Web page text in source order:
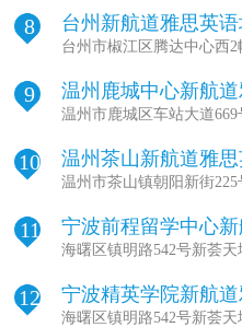
8 台州新航道雅思英语
台州市椒江区腾达中心西2
9 温州鹿城中心新航道
温州市鹿城区车站大道669
10 温州茶山新航道雅思
温州市茶山镇朝阳新街
11 宁波前程留学中心
海曙区镇明路542号新荟天
12 宁波精英学院新航道
海曙区镇明路542号新荟天